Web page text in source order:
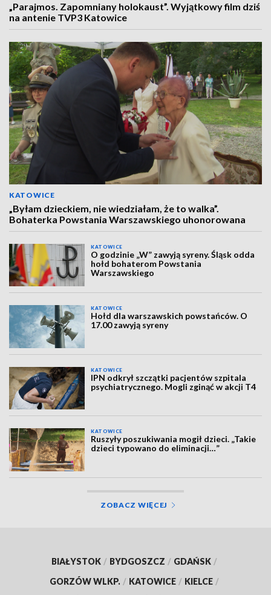
„Parajmos. Zapomniany holokaust”. Wyjątkowy film dziś
na antenie TVP3 Katowice
KATOWICE
„Byłam dzieckiem, nie wiedziałam, że to walka”.
Bohaterka Powstania Warszawskiego uhonorowana
KATOWICE
O godzinie „W” zawyją syreny. Śląsk odda
hołd bohaterom Powstania
Warszawskiego
KATOWICE
Hołd dla warszawskich powstańców. O
17.00 zawyją syreny
KATOWICE
IPN odkrył szczątki pacjentów szpitala
psychiatrycznego. Mogli zginąć w akcji T4
KATOWICE
Ruszyły poszukiwania mogił dzieci. „Takie
dzieci typowano do eliminacji…”
ZOBACZ WIĘCEJ
BIAŁYSTOK / BYDGOSZCZ / GDAŃSK /
GORZÓW WLKP. / KATOWICE / KIELCE /